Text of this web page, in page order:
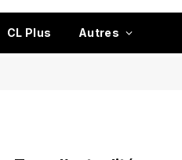
CL Plus Autres